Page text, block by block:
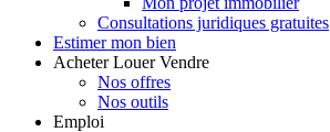
Consultations juridiques gratuites
Estimer mon bien
Acheter Louer Vendre
Nos offres
Nos outils
Emploi